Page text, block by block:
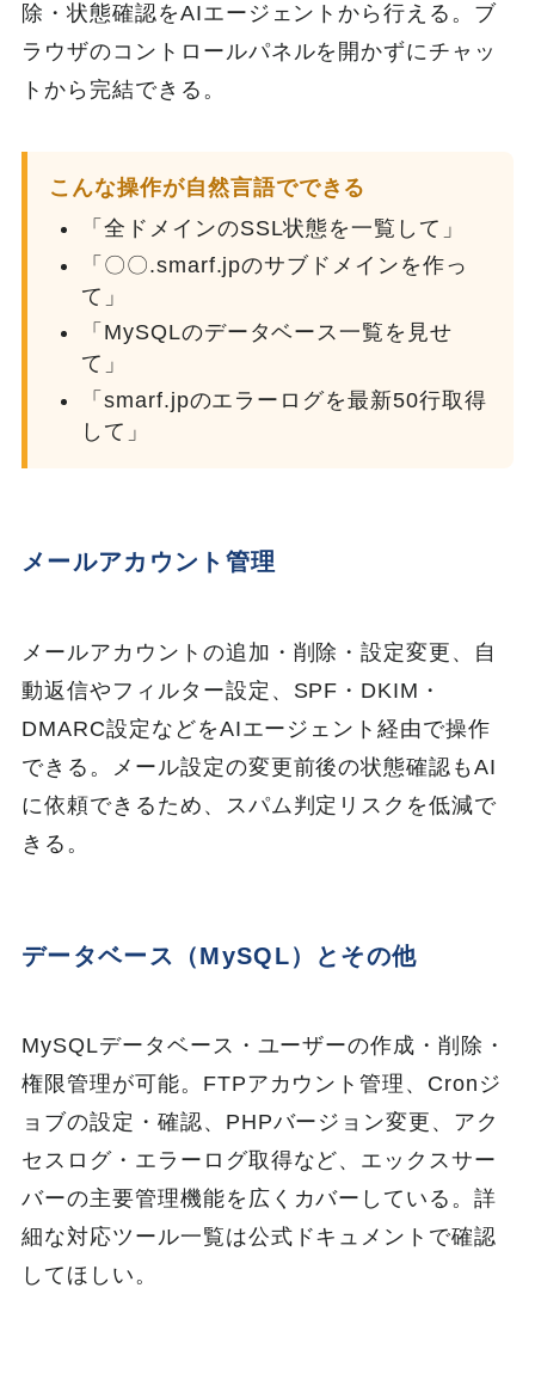
除・状態確認をAIエージェントから行える。ブ
ラウザのコントロールパネルを開かずにチャッ
トから完結できる。
こんな操作が自然言語でできる
「全ドメインのSSL状態を一覧して」
「〇〇.smarf.jpのサブドメインを作っ
て」
「MySQLのデータベース一覧を見せ
て」
「smarf.jpのエラーログを最新50行取得
して」
メールアカウント管理
メールアカウントの追加・削除・設定変更、自
動返信やフィルター設定、SPF・DKIM・
DMARC設定などをAIエージェント経由で操作
できる。メール設定の変更前後の状態確認もAI
に依頼できるため、スパム判定リスクを低減で
きる。
データベース（MySQL）とその他
MySQLデータベース・ユーザーの作成・削除・
権限管理が可能。FTPアカウント管理、Cronジ
ョブの設定・確認、PHPバージョン変更、アク
セスログ・エラーログ取得など、エックスサー
バーの主要管理機能を広くカバーしている。詳
細な対応ツール一覧は公式ドキュメントで確認
してほしい。